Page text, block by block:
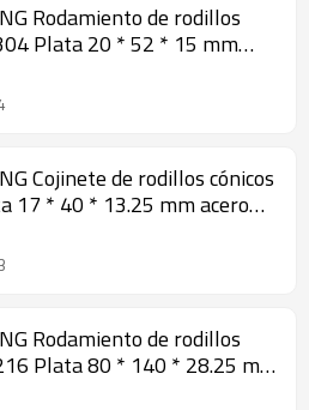
Rodamiento de rodillos
Plata 20 * 52 * 15 mm
GCR15
Cojinete de rodillos cónicos
17 * 40 * 13.25 mm acero
Rodamiento de rodillos
Plata 80 * 140 * 28.25 mm
GCR15